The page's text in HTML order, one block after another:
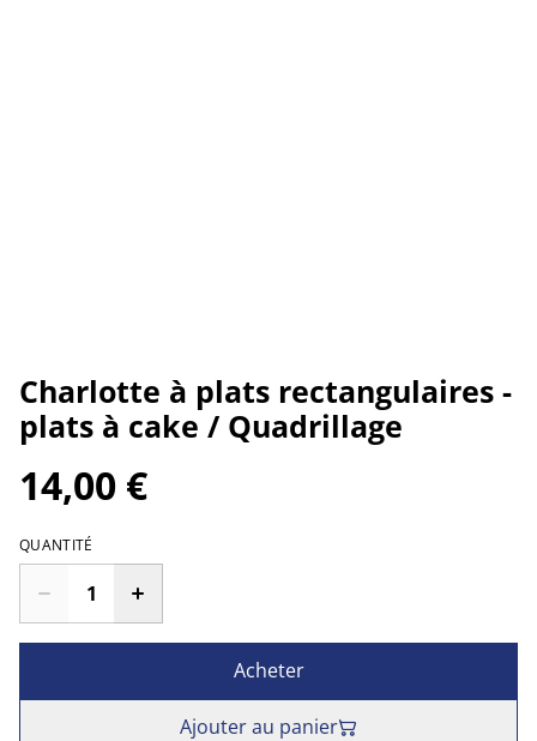
Charlotte à plats rectangulaires -
plats à cake / Quadrillage
14,00 €
QUANTITÉ
Acheter
Ajouter au panier